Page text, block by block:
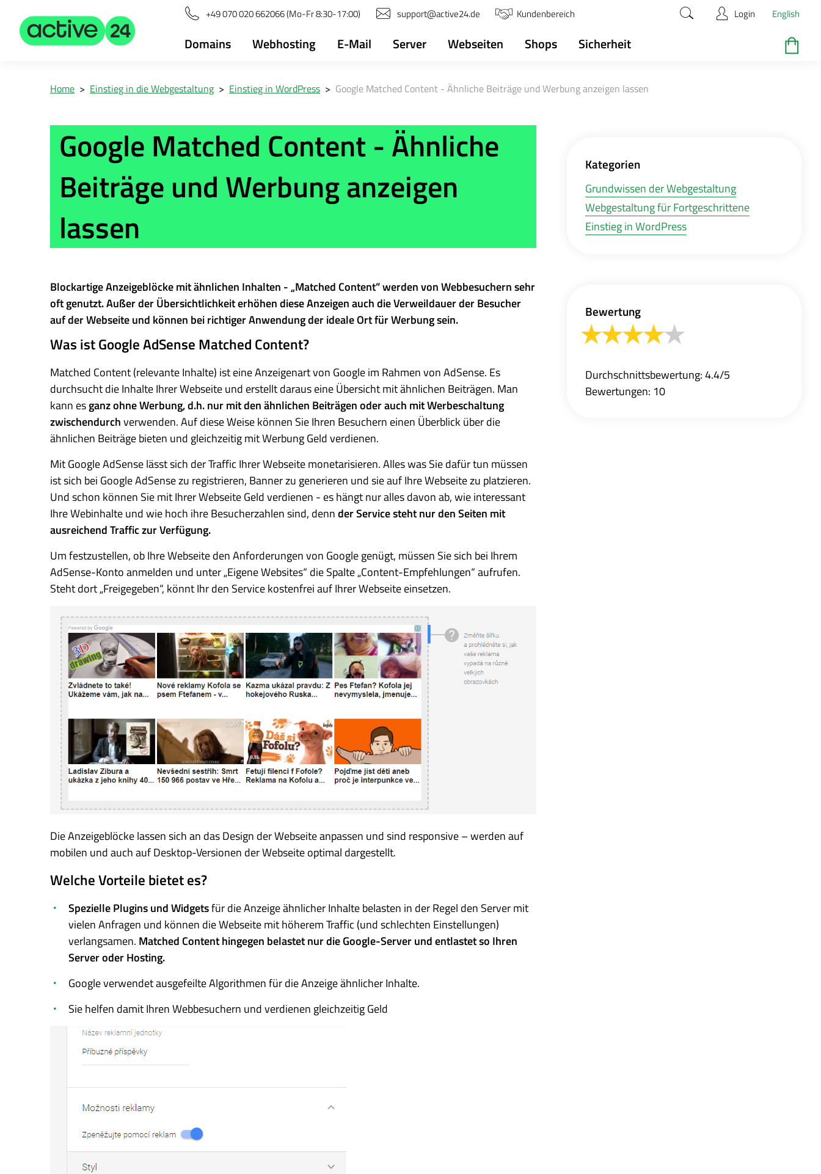
+49 070 020 662066 (Mo-Fr 8:30-17:00) support@active24.de Kundenbereich Login English
Domains Webhosting E-Mail Server Webseiten Shops Sicherheit
Home > Einstieg in die Webgestaltung > Einstieg in WordPress > Google Matched Content - Ähnliche Beiträge und Werbung anzeigen lassen
Kategorien
Grundwissen der Webgestaltung
Webgestaltung für Fortgeschrittene
Einstieg in WordPress
Google Matched Content - Ähnliche
Beiträge und Werbung anzeigen
lassen
Blockartige Anzeigeblöcke mit ähnlichen Inhalten - „Matched Content” werden von Webbesuchern sehr
oft genutzt. Außer der Übersichtlichkeit erhöhen diese Anzeigen auch die Verweildauer der Besucher
auf der Webseite und können bei richtiger Anwendung der ideale Ort für Werbung sein.
Was ist Google AdSense Matched Content?
Matched Content (relevante Inhalte) ist eine Anzeigenart von Google im Rahmen von AdSense. Es
durchsucht die Inhalte Ihrer Webseite und erstellt daraus eine Übersicht mit ähnlichen Beiträgen. Man
kann esganz ohne Werbung, d.h. nur mit den ähnlichen Beiträgen oder auch mit Werbeschaltung
zwischendurchverwenden. Auf diese Weise können Sie Ihren Besuchern einen Überblick über die
ähnlichen Beiträge bieten und gleichzeitig mit Werbung Geld verdienen.
Mit Google AdSense lässt sich der Traffic Ihrer Webseite monetarisieren. Alles was Sie dafür tun müssen
ist sich bei Google AdSense zu registrieren, Banner zu generieren und sie auf Ihre Webseite zu platzieren.
Und schon können Sie mit Ihrer Webseite Geld verdienen - es hängt nur alles davon ab, wie interessant
Ihre Webinhalte und wie hoch ihre Besucherzahlen sind, dennder Service steht nur den Seiten mit
ausreichend Traffic zur Verfügung.
Um festzustellen, ob Ihre Webseite den Anforderungen von Google genügt, müssen Sie sich bei Ihrem
AdSense-Konto anmelden und unter „Eigene Websites“ die Spalte „Content-Empfehlungen“ aufrufen.
Steht dort „Freigegeben“, könnt Ihr den Service kostenfrei auf Ihrer Webseite einsetzen.
Die Anzeigeblöcke lassen sich an das Design der Webseite anpassen und sind responsive – werden auf
mobilen und auch auf Desktop-Versionen der Webseite optimal dargestellt.
Welche Vorteile bietet es?
Spezielle Plugins und Widgetsfür die Anzeige ähnlicher Inhalte belasten in der Regel den Server mit
vielen Anfragen und können die Webseite mit höherem Traffic (und schlechten Einstellungen)
verlangsamen. Matched Content hingegen belastet nur die Google-Server und entlastet so Ihren
Server oder Hosting.
Google verwendet ausgefeilte Algorithmen für die Anzeige ähnlicher Inhalte.
Sie helfen damit Ihren Webbesuchern und verdienen gleichzeitig Geld
Bewertung
Durchschnittsbewertung: 4.4/5
Bewertungen: 10